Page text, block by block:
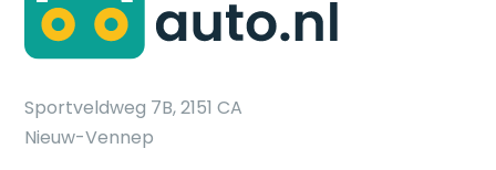
Sportveldweg 7B, 2151 CA
Nieuw-Vennep